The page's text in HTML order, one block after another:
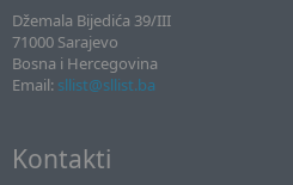
Džemala Bijedića 39/III
71000 Sarajevo
Bosna i Hercegovina
Email: sllist@sllist.ba
Kontakti